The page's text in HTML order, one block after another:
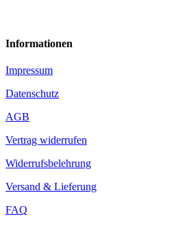
Informationen
Impressum
Datenschutz
AGB
Vertrag widerrufen
Widerrufsbelehrung
Versand & Lieferung
FAQ